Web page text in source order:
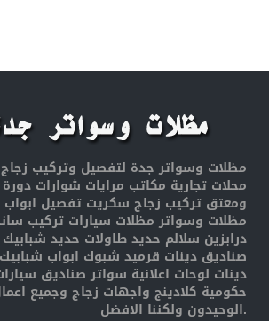
مظلات وسواتر جدة لتفصيل وتركيب
محلات تجارية مكاتب مرايات شوارات
ومعتق تركيب زجاج سكريت تفصيل ابواب
مظلات وسواتر مظلات سيارات تركيب
درابزين سلالم حديد طاولات حديد
صناديق دينات قرميد شبوك ابواب
دينات لوحات اعلانية سواتر صناديق
حكومية كلادينج واجهات زجاج وجميع
الوحيدون ولكننا الافضل.